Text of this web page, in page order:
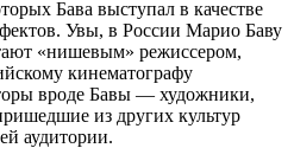
Бава выступал в качестве
Увы, в России Марио Баву
«нишевым» режиссером,
кинематографу
вроде Бавы — художники,
из других культур
аудитории.